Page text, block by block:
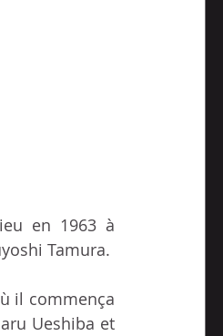
en 1963 à
Tamura.
il commença
Ueshiba et